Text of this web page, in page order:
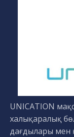
UNICATION
халықаралық
дағдылары мен